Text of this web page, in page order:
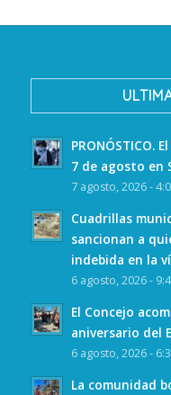
PRONÓSTICO.
7 de agosto en
7 agosto, 2026 -
Cuadrillas
sancionan a
indebida en la
6 agosto, 2026 -
El Concejo
aniversario del
6 agosto, 2026 -
La comunidad